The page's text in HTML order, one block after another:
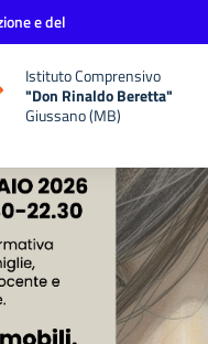
e del
Istituto Comprensivo
"Don Rinaldo Beretta"
Giussano (MB)